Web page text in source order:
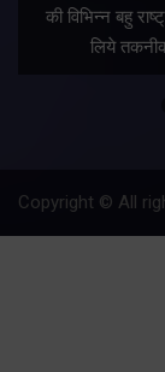
की विभिन्न बहु
लिये